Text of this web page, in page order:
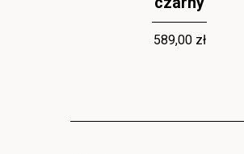
589,00 zł